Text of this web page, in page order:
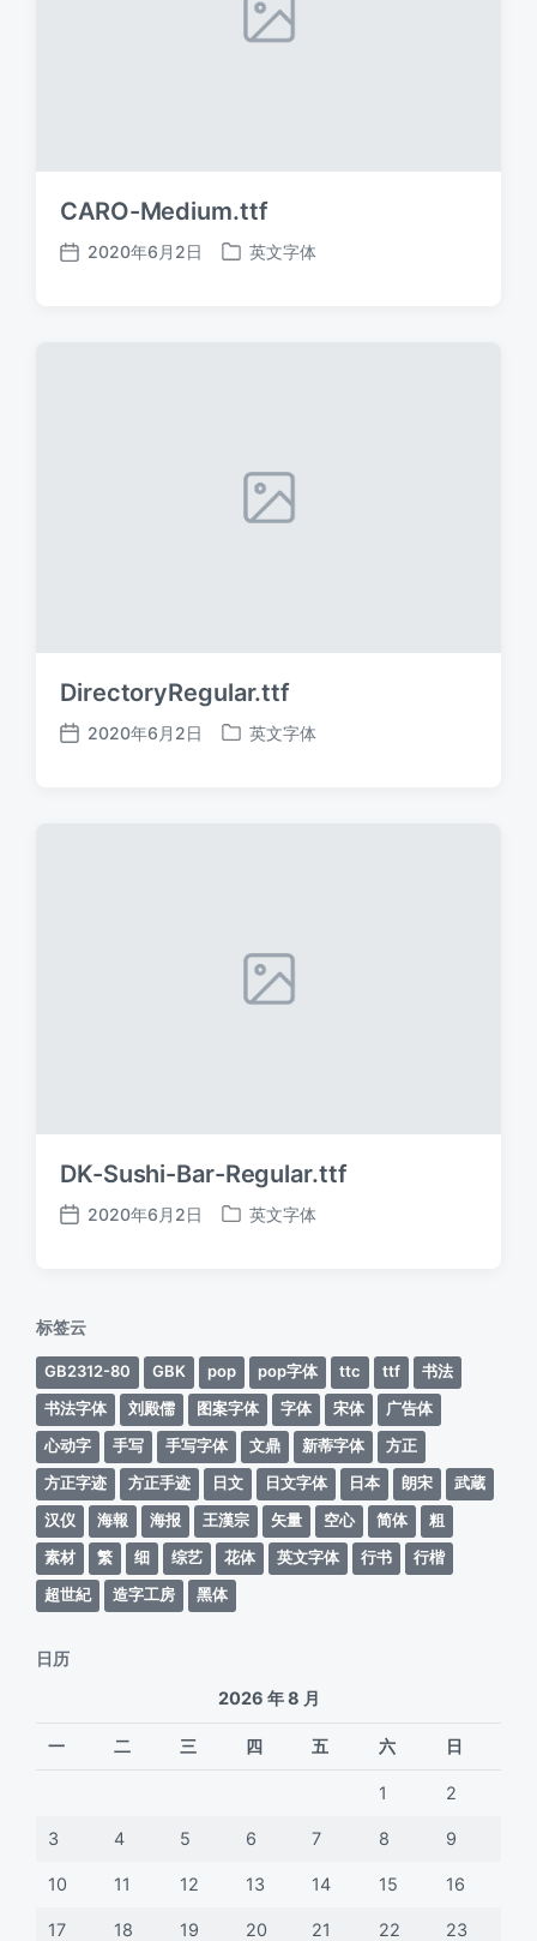
CARO-Medium.ttf
发
2020年6月2日
发
英文字体
DirectoryRegular.ttf
发
2020年6月2日
发
英文字体
DK-Sushi-Bar-Regular.ttf
发
2020年6月2日
发
英文字体
标签云
GB2312-80 GBK pop pop字体 ttc ttf
书法
书法字体
刘殿儒 图案字体 字体 宋体
广告体
心动字
手写 手写字体 文鼎 新蒂字体
方正
方正字迹
方正手迹 日文 日文字体 日本 朗宋
武蔵
汉仪
海報 海报 王漢宗 矢量 空心 简体
粗
素材
繁 细 综艺 花体 英文字体 行书
行楷
超世紀
造字工房 黑体
日历
2026 年 8 月
一 二 三 四 五 六 日
1 2
3 4 5 6 7 8 9
10 11 12 13 14 15 16
17 18 19 20 21 22 23